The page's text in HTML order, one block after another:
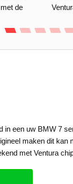
de
in een uw BMW 7
maken dit kan
met Ventura